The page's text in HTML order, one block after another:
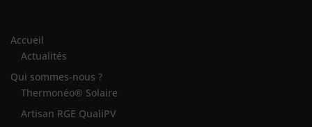
Accueil
Actualités
Qui sommes-nous ?
Thermonéo® Solaire
Artisan RGE QualiPV